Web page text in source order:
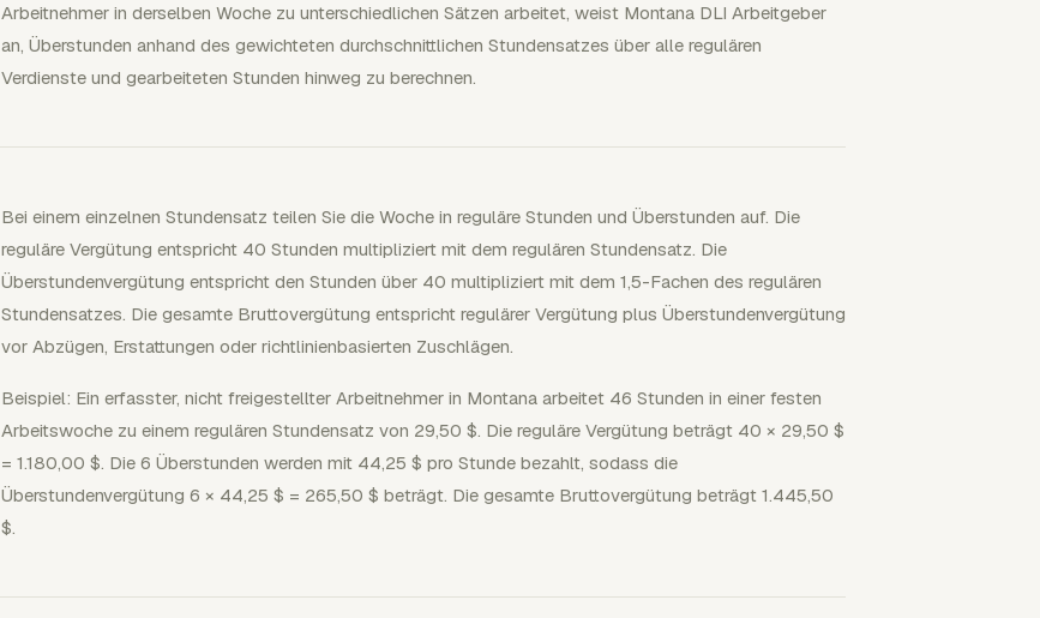
Arbeitnehmer in derselben Woche zu unterschiedlichen Sätzen arbeitet, weist Montana DLI Arbeitgeber
an, Überstunden anhand des gewichteten durchschnittlichen Stundensatzes über alle regulären
Verdienste und gearbeiteten Stunden hinweg zu berechnen.
Bei einem einzelnen Stundensatz teilen Sie die Woche in reguläre Stunden und Überstunden auf. Die
reguläre Vergütung entspricht 40 Stunden multipliziert mit dem regulären Stundensatz. Die
Überstundenvergütung entspricht den Stunden über 40 multipliziert mit dem 1,5-Fachen des regulären
Stundensatzes. Die gesamte Bruttovergütung entspricht regulärer Vergütung plus Überstundenvergütung
vor Abzügen, Erstattungen oder richtlinienbasierten Zuschlägen.
Beispiel: Ein erfasster, nicht freigestellter Arbeitnehmer in Montana arbeitet 46 Stunden in einer festen
Arbeitswoche zu einem regulären Stundensatz von 29,50 $. Die reguläre Vergütung beträgt 40 × 29,50 $
= 1.180,00 $. Die 6 Überstunden werden mit 44,25 $ pro Stunde bezahlt, sodass die
Überstundenvergütung 6 × 44,25 $ = 265,50 $ beträgt. Die gesamte Bruttovergütung beträgt 1.445,50
$.